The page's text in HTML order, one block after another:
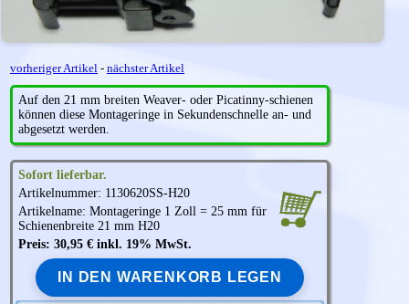
vorheriger Artikel - nächster Artikel
Auf den 21 mm breiten Weaver- oder Picatinny-schienen
können diese Montageringe in Sekundenschnelle an- und
abgesetzt werden.
Sofort lieferbar.
Artikelnummer: 1130620SS-H20
Artikelname: Montageringe 1 Zoll = 25 mm für
Schienenbreite 21 mm H20
Preis: 30,95 € inkl. 19% MwSt.
IN DEN WARENKORB LEGEN